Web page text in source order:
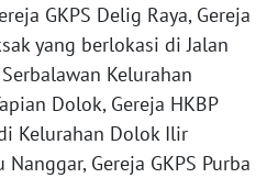
GKPS Delig Raya, Gereja
yang berlokasi di Jalan
Kelurahan
Dolok, Gereja HKBP
Kelurahan Dolok Ilir
Gereja GKPS Purba